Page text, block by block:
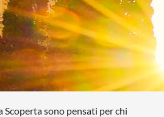
Scoperta sono pensati per chi
SETTEMBRE
OTTOBRE
DI OGNISSANTI
NOVEMBRE
NOVITA
EXCLUSIVE
CON ESCURSIONI
ESCORTED
DI PASSEGGIATA
IL TUO VIAGGIO